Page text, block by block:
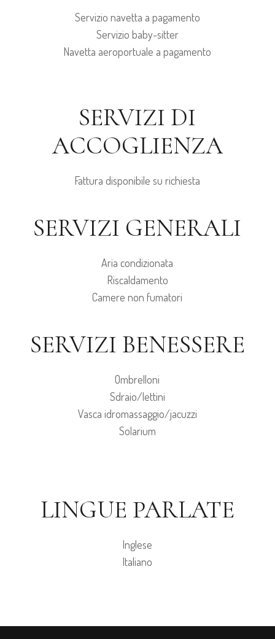
Servizio navetta a pagamento
Servizio baby-sitter
Navetta aeroportuale a pagamento
SERVIZI DI
ACCOGLIENZA
Fattura disponibile su richiesta
SERVIZI GENERALI
Aria condizionata
Riscaldamento
Camere non fumatori
SERVIZI BENESSERE
Ombrelloni
Sdraio/lettini
Vasca idromassaggio/jacuzzi
Solarium
LINGUE PARLATE
Inglese
Italiano